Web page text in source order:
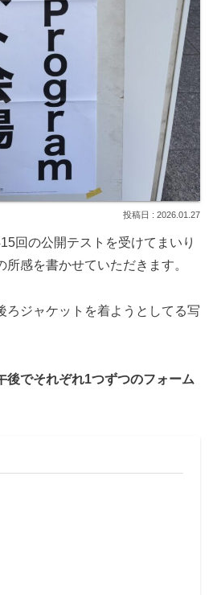
2026.01.27
回の公開テストを受けてまいり
所感を書かせていただきます。
ろジャケットを着ようとしてる写
後でそれぞれ1つずつのフォーム